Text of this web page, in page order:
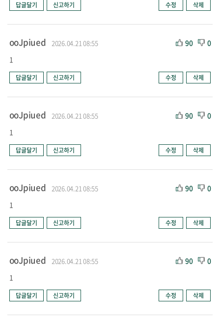
답글달기 신고하기 수정 삭제
ooJpiued 2026.04.21 08:55 90
0
1
답글달기 신고하기 수정 삭제
ooJpiued 2026.04.21 08:55 90
0
1
답글달기 신고하기 수정 삭제
ooJpiued 2026.04.21 08:55 90
0
1
답글달기 신고하기 수정 삭제
ooJpiued 2026.04.21 08:55 90
0
1
답글달기 신고하기 수정 삭제